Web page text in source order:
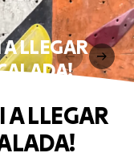
LLEGAR
A LLEGAR